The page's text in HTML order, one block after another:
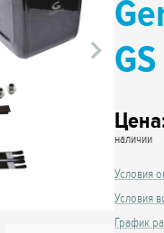
наличии
Условия
Условия
График